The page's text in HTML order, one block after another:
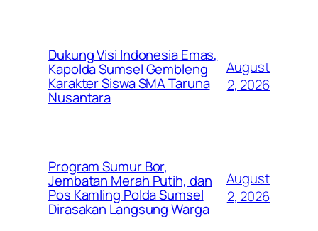
Dukung Visi Indonesia Emas,
Kapolda Sumsel Gembleng
Karakter Siswa SMA Taruna
Nusantara
August
2, 2026
Program Sumur Bor,
Jembatan Merah Putih, dan
Pos Kamling Polda Sumsel
Dirasakan Langsung Warga
August
2, 2026